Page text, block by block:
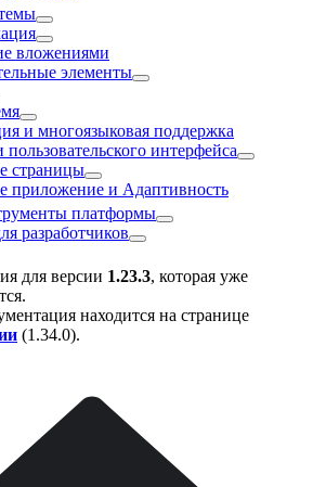
вложениями
элементы
и многоязыковая поддержка
интерфейса
страницы
приложение и Адаптивность
платформы
разработчиков
для версии 1.23.3, которая уже
находится на странице
(1.34.0).